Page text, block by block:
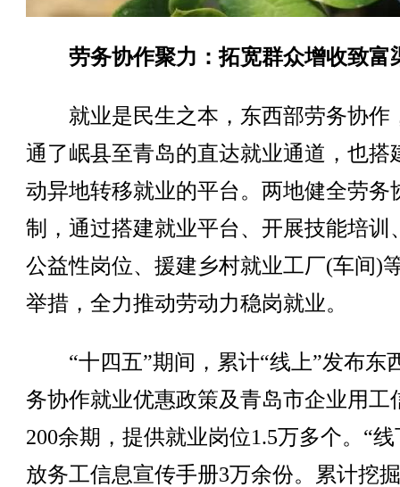
劳务协作聚力：拓宽群众增收致富
就业是民生之本，东西部劳务协作
通了岷县至青岛的直达就业通道，也搭
动异地转移就业的平台。两地健全劳务
制，通过搭建就业平台、开展技能培训
公益性岗位、援建乡村就业工厂(车间)
举措，全力推动劳动力稳岗就业。
“十四五”期间，累计“线上”发布东
务协作就业优惠政策及青岛市企业用工
200余期，提供就业岗位1.5万多个。“线
放务工信息宣传手册3万余份。累计挖